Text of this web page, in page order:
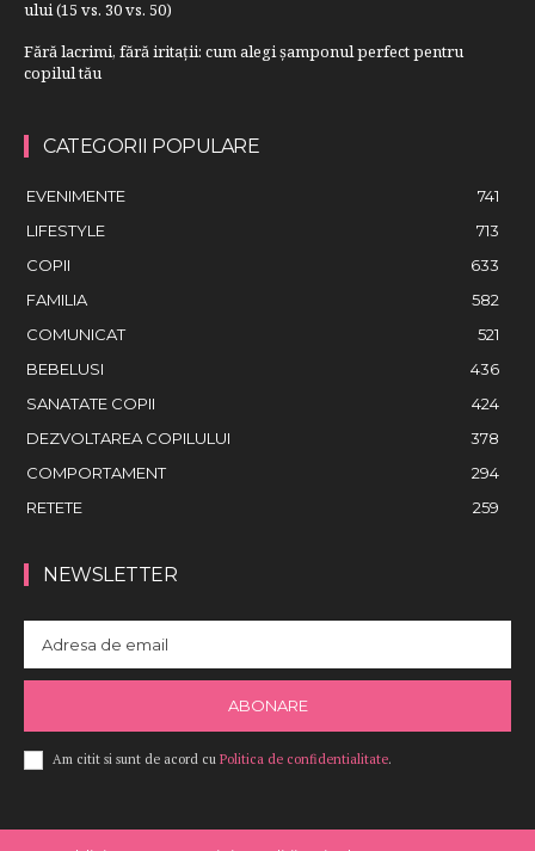
ului (15 vs. 30 vs. 50)
Fără lacrimi, fără iritații: cum alegi șamponul perfect pentru
copilul tău
CATEGORII POPULARE
EVENIMENTE
741
LIFESTYLE
713
COPII
633
FAMILIA
582
COMUNICAT
521
BEBELUSI
436
SANATATE COPII
424
DEZVOLTAREA COPILULUI
378
COMPORTAMENT
294
RETETE
259
NEWSLETTER
ABONARE
Am citit si sunt de acord cu Politica de confidentialitate.